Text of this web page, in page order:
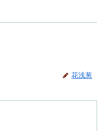
花浅葱